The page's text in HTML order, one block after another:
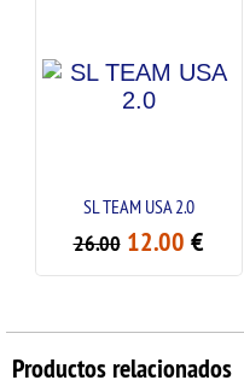
SL TEAM USA 2.0
26.00 12.00 €
Productos relacionados